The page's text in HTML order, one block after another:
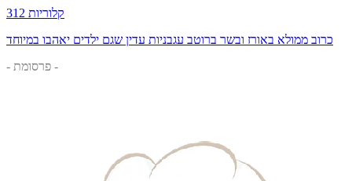
312 קלוריות
כרוב ממולא באורז ובשר ברוטב עגבניות עדין שגם ילדים יאהבו במיוחד
- פרסומת -